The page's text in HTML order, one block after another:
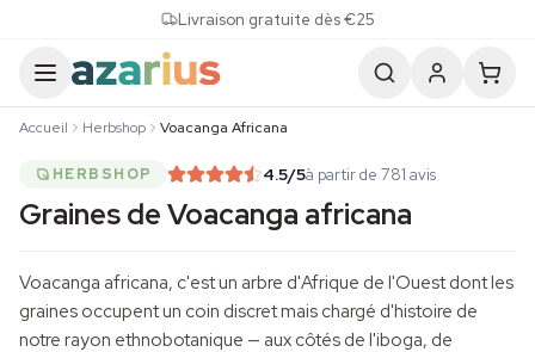
Livraison gratuite dès €25
Accueil Herbshop Voacanga Africana
HERBSHOP 4.5/5à partir de 781 avis
Graines de Voacanga africana
Voacanga africana, c'est un arbre d'Afrique de l'Ouest dont les
graines occupent un coin discret mais chargé d'histoire de
notre rayon ethnobotanique — aux côtés de l'iboga, de